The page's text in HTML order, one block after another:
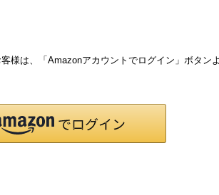
は、「Amazonアカウントでログイン」ボタン